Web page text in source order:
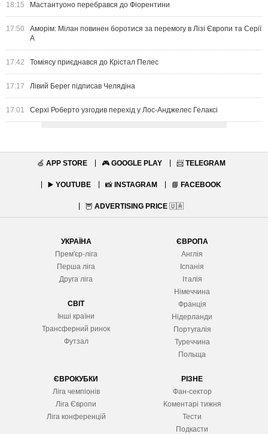
18:15 Мастантуоно перебрався до Фіорентини
17:50
Аморім: Мілан повинен боротися за перемогу в Лізі Європи та Серії
А
17:42 Томіясу приєднався до Крістал Пелес
17:17 Лівий Берег підписав Челядіна
17:01 Серхі Роберто узгодив перехід у Лос-Анджелес Гелаксі
🍏 APP STORE 🎮 GOOGLE PLAY 📨 TELEGRAM
▶️ YOUTUBE 📸 INSTAGRAM 📘 FACEBOOK
🦉 ADVERTISING PRICE 🇺🇦
УКРАЇНА
Прем'єр-ліга
Перша ліга
Друга ліга
СВІТ
Інші країни
Трансферний ринок
Футзал
ЄВРОПА
Англія
Іспанія
Італія
Німеччина
Франція
Нідерланди
Португалія
Туреччина
Польща
ЄВРОКУБКИ
Ліга чемпіонів
Ліга Європи
Ліга конференцій
РІЗНЕ
Фан-сектор
Коментарі тижня
Тести
Подкасти